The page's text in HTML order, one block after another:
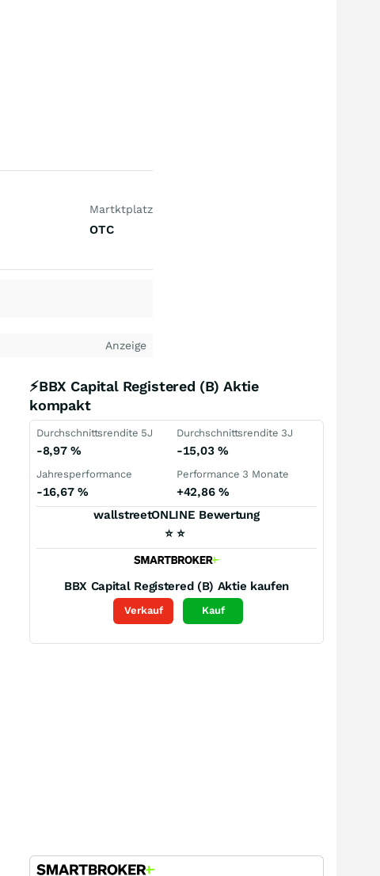
Martktplatz
OTC
Anzeige
⚡BBX Capital Registered (B) Aktie
kompakt
Durchschnittsrendite 5J
-8,97%
Durchschnittsrendite 3J
-15,03 %
Jahresperformance
-16,67 %
Performance 3 Monate
+42,86 %
wallstreetONLINE Bewertung
⭐ ⭐
BBX Capital Registered (B) Aktie kaufen
Verkauf Kauf